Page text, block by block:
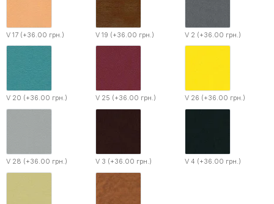
V 17 (+36.00 грн.) V 19 (+36.00 грн.) V 2 (+36.00 грн.)
V 20 (+36.00 грн.) V 25 (+36.00 грн.) V 26 (+36.00 грн.)
V 28 (+36.00 грн.) V 3 (+36.00 грн.) V 4 (+36.00 грн.)